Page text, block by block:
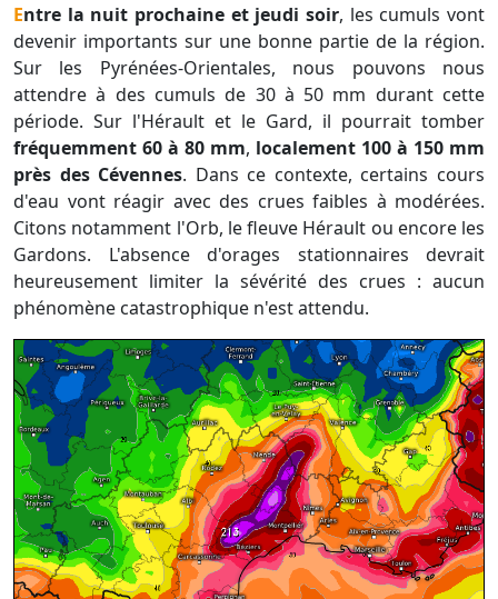
Entre la nuit prochaine et jeudi soir, les cumuls vont
devenir importants sur une bonne partie de la région.
Sur les Pyrénées-Orientales, nous pouvons nous
attendre à des cumuls de 30 à 50 mm durant cette
période. Sur l'Hérault et le Gard, il pourrait tomber
fréquemment 60 à 80 mm, localement 100 à 150 mm
près des Cévennes. Dans ce contexte, certains cours
d'eau vont réagir avec des crues faibles à modérées.
Citons notamment l'Orb, le fleuve Hérault ou encore les
Gardons. L'absence d'orages stationnaires devrait
heureusement limiter la sévérité des crues : aucun
phénomène catastrophique n'est attendu.